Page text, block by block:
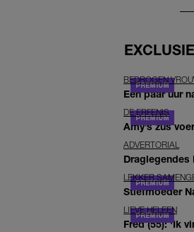
BEDROGEN
Een paar uur
DE ERFENIS
Amy’s zus
ADVERTORIAL
Draglegendes
LEKKER
Stiefmoeder
LIEVE HELEEN
Fred (55): 'Ik